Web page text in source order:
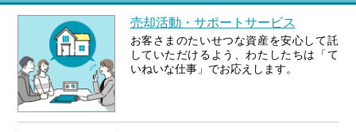
売却活動・サポートサービス
お客さまのたいせつな資産を安心して託
していただけるよう、わたしたちは「て
いねいな仕事」でお応えします。